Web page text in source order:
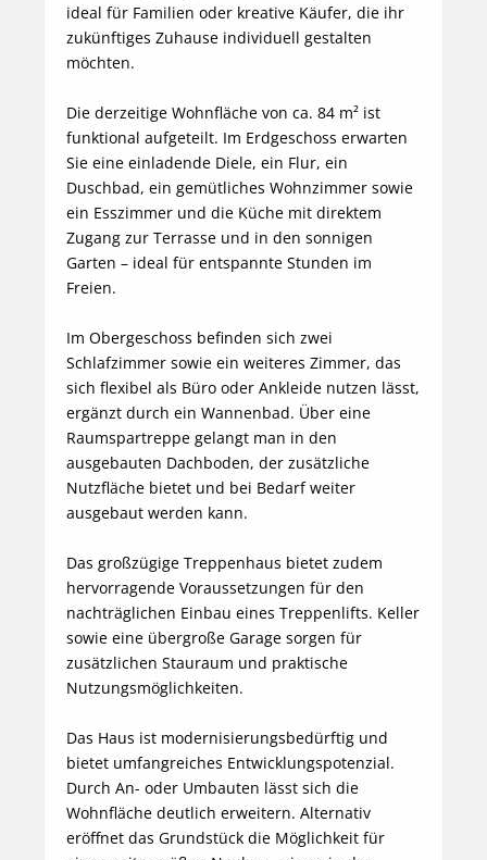
ideal für Familien oder kreative Käufer, die ihr
zukünftiges Zuhause individuell gestalten
möchten.
Die derzeitige Wohnfläche von ca. 84 m² ist
funktional aufgeteilt. Im Erdgeschoss erwarten
Sie eine einladende Diele, ein Flur, ein
Duschbad, ein gemütliches Wohnzimmer sowie
ein Esszimmer und die Küche mit direktem
Zugang zur Terrasse und in den sonnigen
Garten – ideal für entspannte Stunden im
Freien.
Im Obergeschoss befinden sich zwei
Schlafzimmer sowie ein weiteres Zimmer, das
sich flexibel als Büro oder Ankleide nutzen lässt,
ergänzt durch ein Wannenbad. Über eine
Raumspartreppe gelangt man in den
ausgebauten Dachboden, der zusätzliche
Nutzfläche bietet und bei Bedarf weiter
ausgebaut werden kann.
Das großzügige Treppenhaus bietet zudem
hervorragende Voraussetzungen für den
nachträglichen Einbau eines Treppenlifts. Keller
sowie eine übergroße Garage sorgen für
zusätzlichen Stauraum und praktische
Nutzungsmöglichkeiten.
Das Haus ist modernisierungsbedürftig und
bietet umfangreiches Entwicklungspotenzial.
Durch An- oder Umbauten lässt sich die
Wohnfläche deutlich erweitern. Alternativ
eröffnet das Grundstück die Möglichkeit für